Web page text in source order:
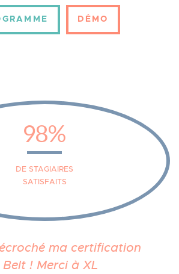
DÉMO
98%
DE STAGIAIRES
SATISFAITS
ma certification
! Merci à XL